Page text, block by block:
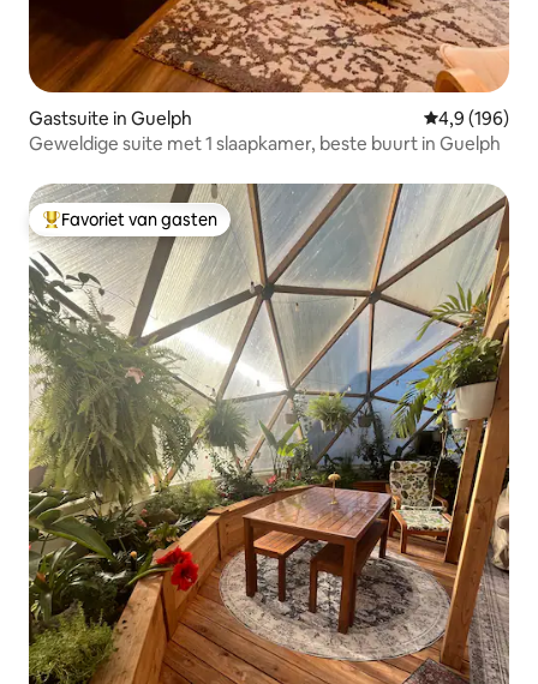
Gastsuite in Guelph Gemiddelde
4,9 (196)
Geweldige suite met 1 slaapkamer, beste buurt in Guelph
Topfavoriet van gasten
Favoriet van gasten